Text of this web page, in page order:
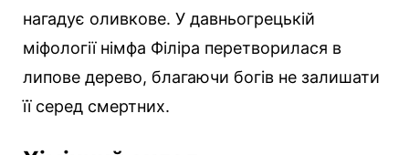
нагадує оливкове. У давньогрецькій
міфології німфа Філіра перетворилася в
липове дерево, благаючи богів не залишати
її серед смертних.